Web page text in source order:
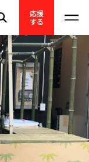
応援
する